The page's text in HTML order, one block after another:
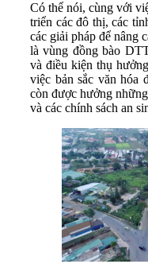
Có thể nói, cùng với
triển các đô thị, các
các giải pháp để nâng
là vùng đồng bào
và điều kiện thụ
việc bản sắc văn hóa
còn được hưởng
và các chính sách an